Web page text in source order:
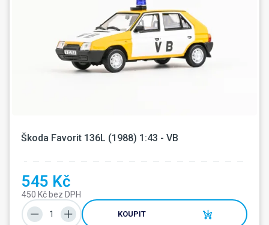
Škoda Favorit 136L (1988) 1:43 - VB
545 Kč
450 Kč bez DPH
KOUPIT